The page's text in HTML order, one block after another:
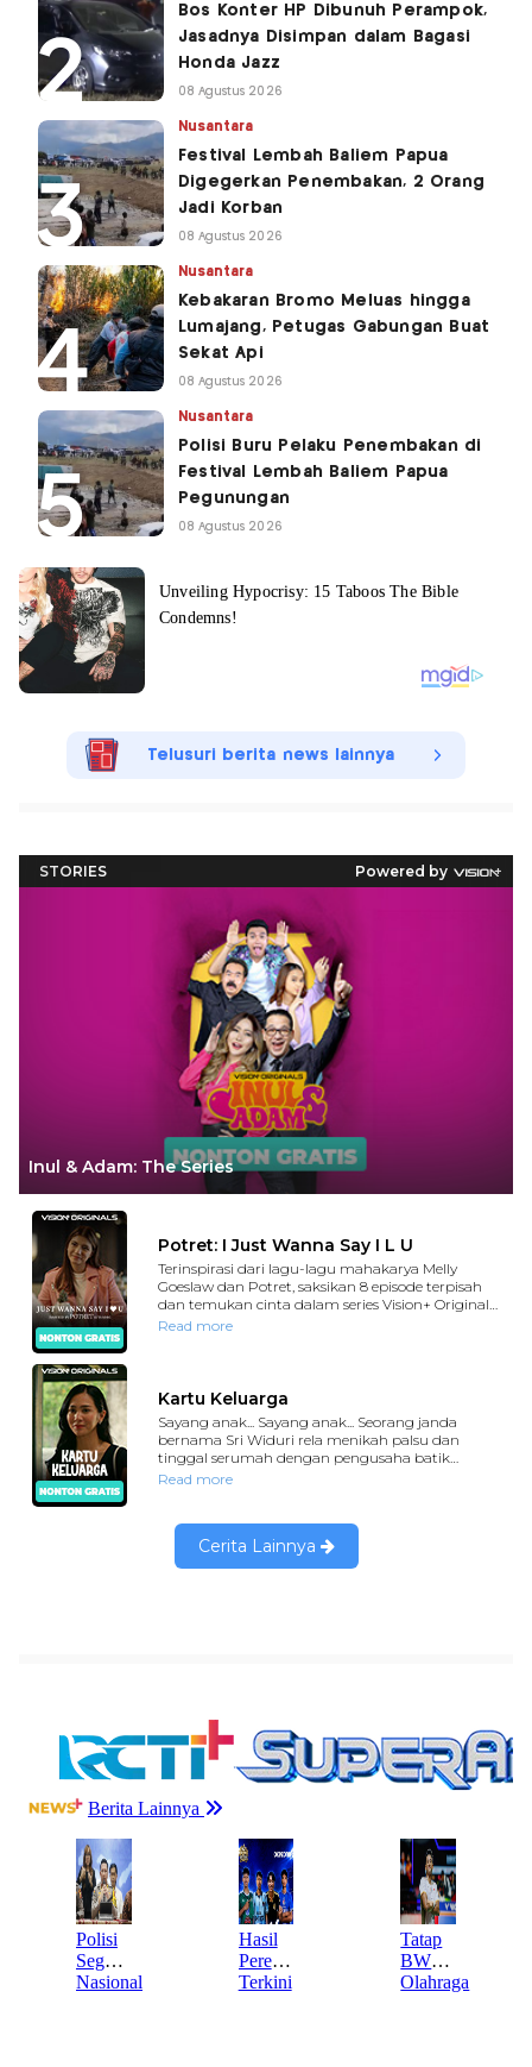
Bos Konter HP Dibunuh Perampok,
Jasadnya Disimpan dalam Bagasi
Honda Jazz
08 Agustus 2026
Nusantara
Festival Lembah Baliem Papua
Digegerkan Penembakan, 2 Orang
Jadi Korban
08 Agustus 2026
Nusantara
Kebakaran Bromo Meluas hingga
Lumajang, Petugas Gabungan Buat
Sekat Api
08 Agustus 2026
Nusantara
Polisi Buru Pelaku Penembakan di
Festival Lembah Baliem Papua
Pegunungan
08 Agustus 2026
Telusuri berita news lainnya